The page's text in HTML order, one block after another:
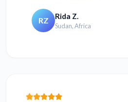
RZ Rida Z.
Sudan, Africa